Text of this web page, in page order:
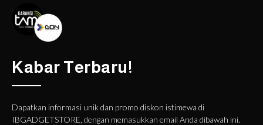
Kabar Terbaru!
Dapatkan informasi unik dan promo diskon istimewa di
IBGADGETSTORE, dengan memasukkan email Anda dibawah ini.